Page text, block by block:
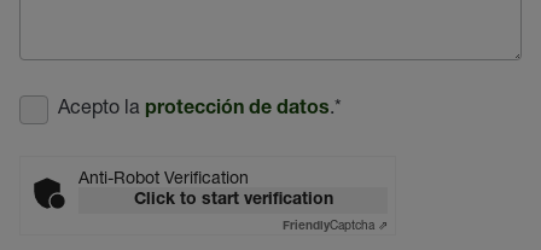
Acepto la protección de datos.*
Anti-Robot Verification
Click to start verification
FriendlyCaptcha ⇗